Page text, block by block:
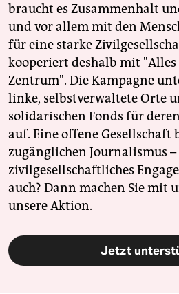
braucht es Zusammenhalt
und vor allem mit den
für eine starke
kooperiert deshalb mit
Zentrum". Die Kampagne
linke, selbstverwaltete Orte
solidarischen Fonds für
auf. Eine offene
zugänglichen Journalismus
zivilgesellschaftliches
auch? Dann machen Sie mit
unsere Aktion.
Jetzt